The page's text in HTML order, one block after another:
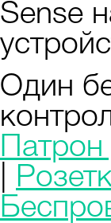
Sense
Один